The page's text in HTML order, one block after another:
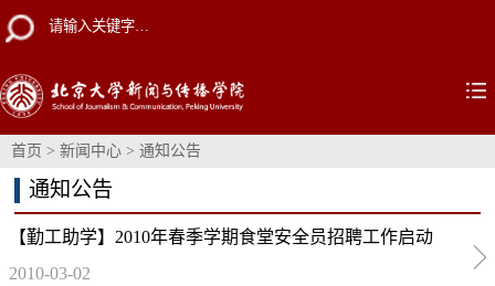
首页 > 新闻中心 > 通知公告
通知公告
【勤工助学】2010年春季学期食堂安全员招聘工作启动
2010-03-02